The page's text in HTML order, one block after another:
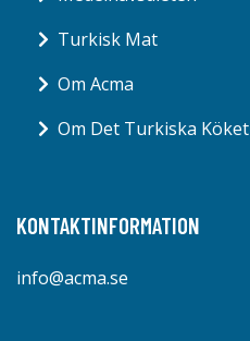
Turkisk Mat
Om Acma
Om Det Turkiska Köket
KONTAKTINFORMATION
info@acma.se